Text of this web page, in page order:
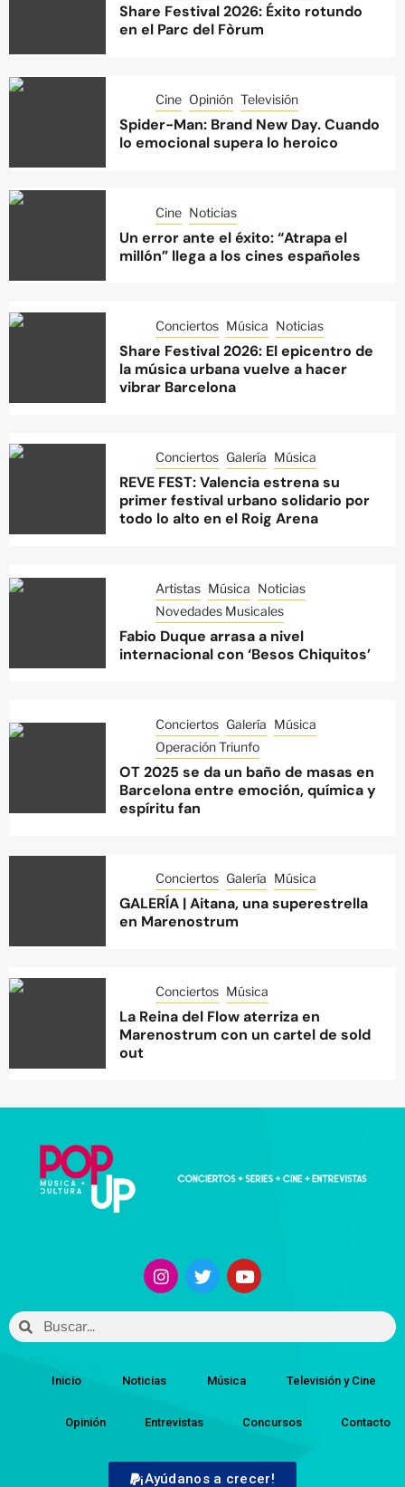
Share Festival 2026: Éxito rotundo
en el Parc del Fòrum
Cine Opinión Televisión
Spider-Man: Brand New Day. Cuando
lo emocional supera lo heroico
Cine Noticias
Un error ante el éxito: “Atrapa el
millón” llega a los cines españoles
Conciertos Música Noticias
Share Festival 2026: El epicentro de
la música urbana vuelve a hacer
vibrar Barcelona
Conciertos Galería Música
REVE FEST: Valencia estrena su
primer festival urbano solidario por
todo lo alto en el Roig Arena
Artistas Música Noticias
Novedades Musicales
Fabio Duque arrasa a nivel
internacional con ‘Besos Chiquitos’
Conciertos Galería Música
Operación Triunfo
OT 2025 se da un baño de masas en
Barcelona entre emoción, química y
espíritu fan
Conciertos Galería Música
GALERÍA | Aitana, una superestrella
en Marenostrum
Conciertos Música
La Reina del Flow aterriza en
Marenostrum con un cartel de sold
out
Inicio Noticias Música Televisión y Cine
Opinión Entrevistas Concursos Contacto
¡Ayúdanos a crecer!